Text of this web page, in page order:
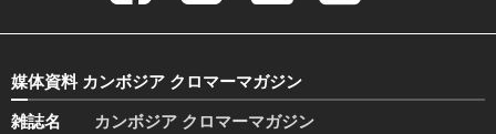
媒体資料 カンボジア クロマーマガジン
雑誌名
カンボジア クロマーマガジン